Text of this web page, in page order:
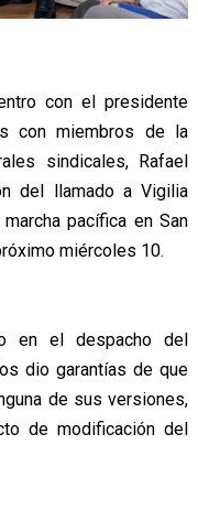
con el presidente
con miembros de la
sindicales, Rafael
del llamado a Vigilia
pacífica en San
miércoles 10.
en el despacho del
dio garantías de que
de sus versiones,
de modificación del